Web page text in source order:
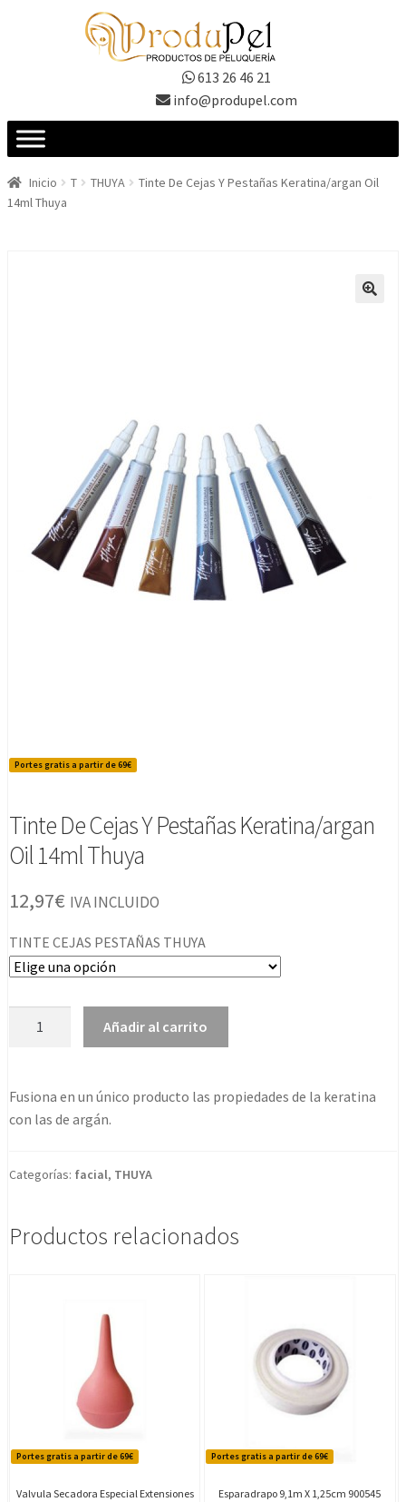
613 26 46 21
info@produpel.com
Inicio T THUYA
Tinte De Cejas Y Pestañas Keratina/argan Oil
14ml Thuya
Portes gratis a partir de 69€
Tinte De Cejas Y Pestañas Keratina/argan
Oil 14ml Thuya
12,97€ IVA INCLUIDO
TINTE CEJAS PESTAÑAS THUYA
Pestañas
Keratina/argan
14ml
Añadir al carrito
Fusiona en un único producto las propiedades de la keratina
con las de argán.
Categorías: facial, THUYA
Productos relacionados
Portes gratis a partir de 69€
Valvula Secadora Especial Extensiones
Portes gratis a partir de 69€
Esparadrapo 9,1m X 1,25cm 900545